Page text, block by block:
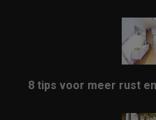
8 tips voor meer rust